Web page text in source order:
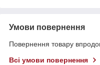
Умови повернення
Повернення товару
Всі умови повернення